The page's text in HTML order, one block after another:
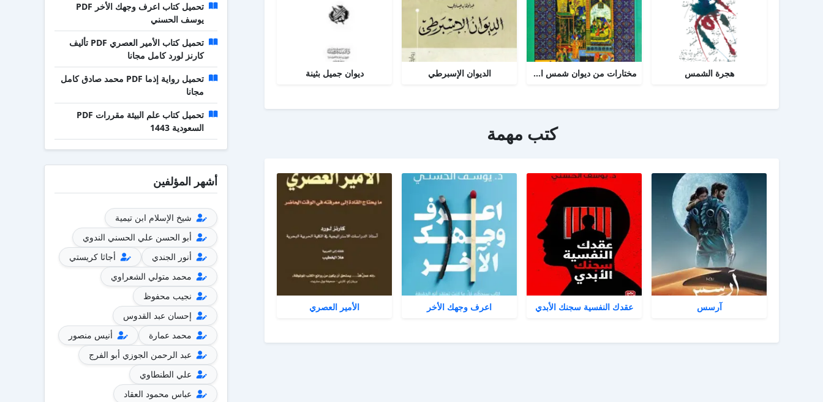
هجرة الشمس مختارات من ديوان شمس الدين تبريزي الديوان الإسبرطي ديوان جميل بثينة
كتب مهمة
آرسس عقدك النفسية سجنك الأبدي اعرف وجهك الأخر الأمير العصري
تحميل كتاب اعرف وجهك الأخر PDF
يوسف الحسني
تحميل كتاب الأمير العصري PDF تأليف
كارنز لورد كامل مجانا
تحميل رواية إذما PDF محمد صادق كامل
مجانا
تحميل كتاب علم البيئة مقررات PDF
السعودية 1443
أشهر المؤلفين
شيخ الإسلام ابن تيمية
أبو الحسن علي الحسني الندوي
أنور الجندي
أجاثا كريستي
محمد متولي الشعراوي
نجيب محفوظ
إحسان عبد القدوس
محمد عمارة
أنيس منصور
عبد الرحمن الجوزي أبو الفرج
علي الطنطاوي
عباس محمود العقاد